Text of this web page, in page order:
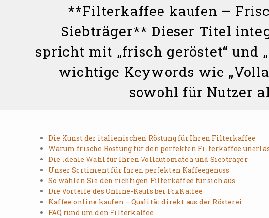
**Filterkaffee kaufen –
Siebträger** Dieser Titel
spricht mit „frisch geröstet“ und
wichtige Keywords wie
sowohl für Nutzer
Die Kunst der italienischen Röstung für Ihren Filterkaffee
Warum frische Röstung für den perfekten Filterkaffee
Die ideale Wahl für Ihren Vollautomaten und Siebträger
Unser Sortiment für Ihren perfekten Kaffeegenuss
So wählen Sie den richtigen Filterkaffee für sich aus
Die Vorteile des Online-Kaufs bei FoxKaffee
Kaffee online kaufen – Qualität direkt aus der Rösterei
FAQ rund um den Filterkaffee